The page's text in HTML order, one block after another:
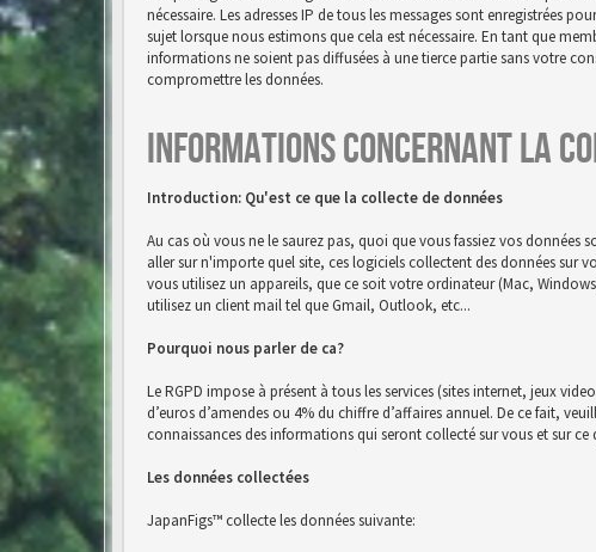
nécessaire. Les adresses IP de tous les messages sont enregistrées
sujet lorsque nous estimons que cela est nécessaire. En tant que
informations ne soient pas diffusées à une tierce partie sans votre
compromettre les données.
Informations concernant la
Introduction: Qu'est ce que la collecte de données
Au cas où vous ne le saurez pas, quoi que vous fassiez vos
aller sur n'importe quel site, ces logiciels collectent des données sur
vous utilisez un appareils, que ce soit votre ordinateur (Mac,
utilisez un client mail tel que Gmail, Outlook, etc...
Pourquoi nous parler de ca?
Le RGPD impose à présent à tous les services (sites internet, jeux
d’euros d’amendes ou 4% du chiffre d’affaires annuel. De ce fait,
connaissances des informations qui seront collecté sur vous et sur ce
Les données collectées
JapanFigs™ collecte les données suivante: